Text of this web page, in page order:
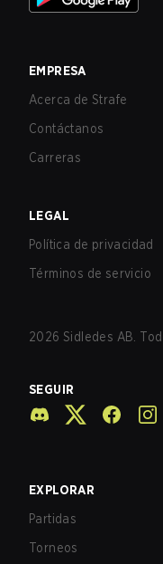
EMPRESA
Acerca de Strafe
Contáctanos
Carreras
LEGAL
Política de privacidad
Términos de servicio
2026 Sidledes AB.
SEGUIR
EXPLORAR
Partidas
Torneos